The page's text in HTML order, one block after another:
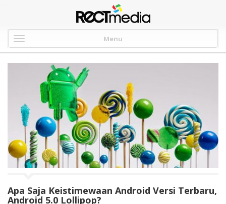
Menu
Apa Saja Keistimewaan Android Versi Terbaru,
Android 5.0 Lollipop?